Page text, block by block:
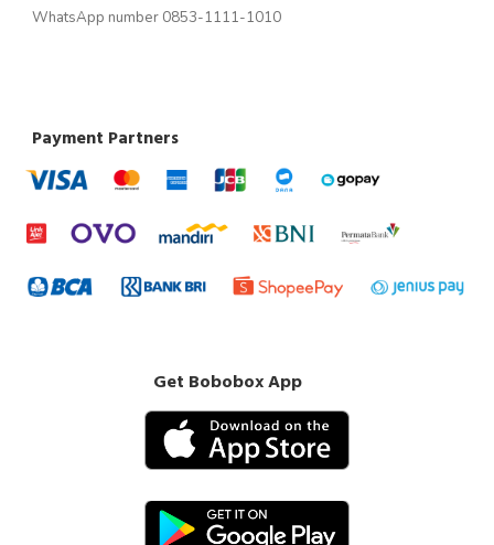
WhatsApp number 0853-1111-1010
Payment Partners
Get Bobobox App